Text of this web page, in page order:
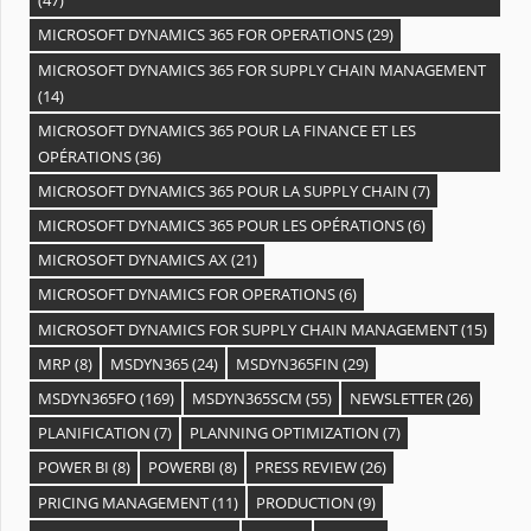
MICROSOFT DYNAMICS 365 FOR OPERATIONS(29)
MICROSOFT DYNAMICS 365 FOR SUPPLY CHAIN MANAGEMENT
(14)
MICROSOFT DYNAMICS 365 POUR LA FINANCE ET LES
OPÉRATIONS(36)
MICROSOFT DYNAMICS 365 POUR LA SUPPLY CHAIN (7)
MICROSOFT DYNAMICS 365 POUR LES OPÉRATIONS(6)
MICROSOFT DYNAMICS AX(21)
MICROSOFT DYNAMICS FOR OPERATIONS(6)
MICROSOFT DYNAMICS FOR SUPPLY CHAIN MANAGEMENT(15)
MRP (8) MSDYN365(24) MSDYN365FIN (29)
MSDYN365FO(169) MSDYN365SCM (55) NEWSLETTER(26)
PLANIFICATION (7) PLANNING OPTIMIZATION (7)
POWER BI (8) POWERBI (8) PRESS REVIEW(26)
PRICING MANAGEMENT(11) PRODUCTION (9)